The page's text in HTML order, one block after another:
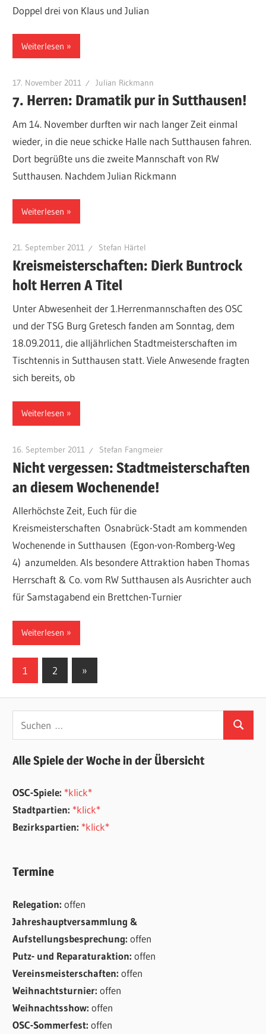
Doppel drei von Klaus und Julian
Weiterlesen
17. November 2011 Julian Rickmann
7. Herren: Dramatik pur in Sutthausen!
Am 14. November durften wir nach langer Zeit einmal
wieder, in die neue schicke Halle nach Sutthausen fahren.
Dort begrüßte uns die zweite Mannschaft von RW
Sutthausen. Nachdem Julian Rickmann
Weiterlesen
21. September 2011 Stefan Härtel
Kreismeisterschaften: Dierk Buntrock
holt Herren A Titel
Unter Abwesenheit der 1.Herrenmannschaften des OSC
und der TSG Burg Gretesch fanden am Sonntag, dem
18.09.2011, die alljährlichen Stadtmeisterschaften im
Tischtennis in Sutthausen statt. Viele Anwesende fragten
sich bereits, ob
Weiterlesen
16. September 2011 Stefan Fangmeier
Nicht vergessen: Stadtmeisterschaften
an diesem Wochenende!
Allerhöchste Zeit, Euch für die
Kreismeisterschaften Osnabrück-Stadt am kommenden
Wochenende in Sutthausen (Egon-von-Romberg-Weg
4) anzumelden. Als besondere Attraktion haben Thomas
Herrschaft & Co. vom RW Sutthausen als Ausrichter auch
für Samstagabend ein Brettchen-Turnier
Weiterlesen
Seitennummerierung
Beiträge
1 2
Nächste
Beiträge
»
Suchen
Alle Spiele der Woche in der Übersicht
OSC-Spiele: *klick*
Stadtpartien: *klick*
Bezirkspartien: *klick*
Termine
Relegation:offen
Jahreshauptversammlung &
Aufstellungsbesprechung:offen
Putz- und Reparaturaktion:offen
Vereinsmeisterschaften:offen
Weihnachtsturnier:offen
Weihnachtsshow:offen
OSC-Sommerfest:offen